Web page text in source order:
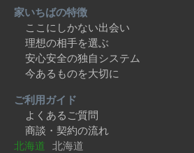
家いちばの特徴
ここにしかない出会い
理想の相手を選ぶ
安心安全の独自システム
今あるものを大切に
ご利用ガイド
よくあるご質問
商談・契約の流れ
北海道 北海道